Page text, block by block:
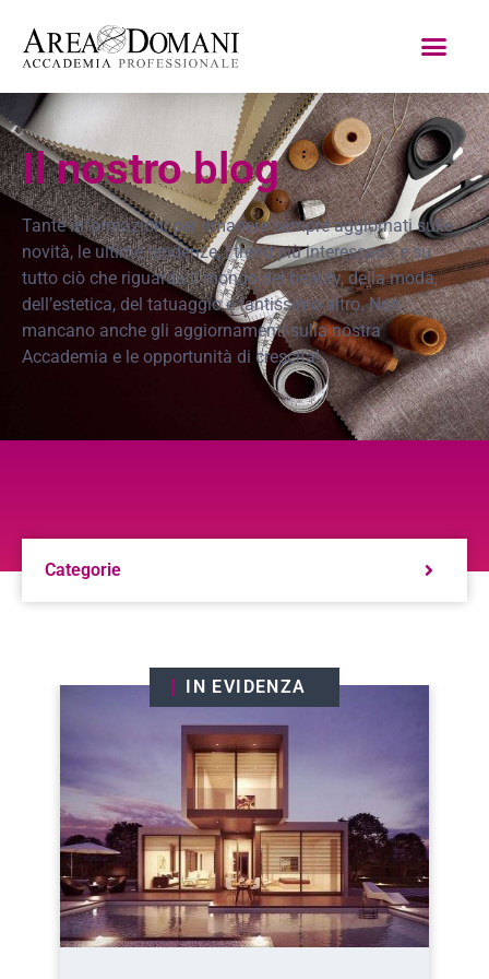
Il nostro blog
Tante informazioni per rimanere sempre aggiornati sulle
novità, le ultime tendenze, i trend più interessanti e su
tutto ciò che riguarda il mondo del beauty, della moda,
dell’estetica, del tatuaggio e tantissimo altro. Non
mancano anche gli aggiornamenti sulla nostra
Accademia e le opportunità di crescita!
IN EVIDENZA
Categorie